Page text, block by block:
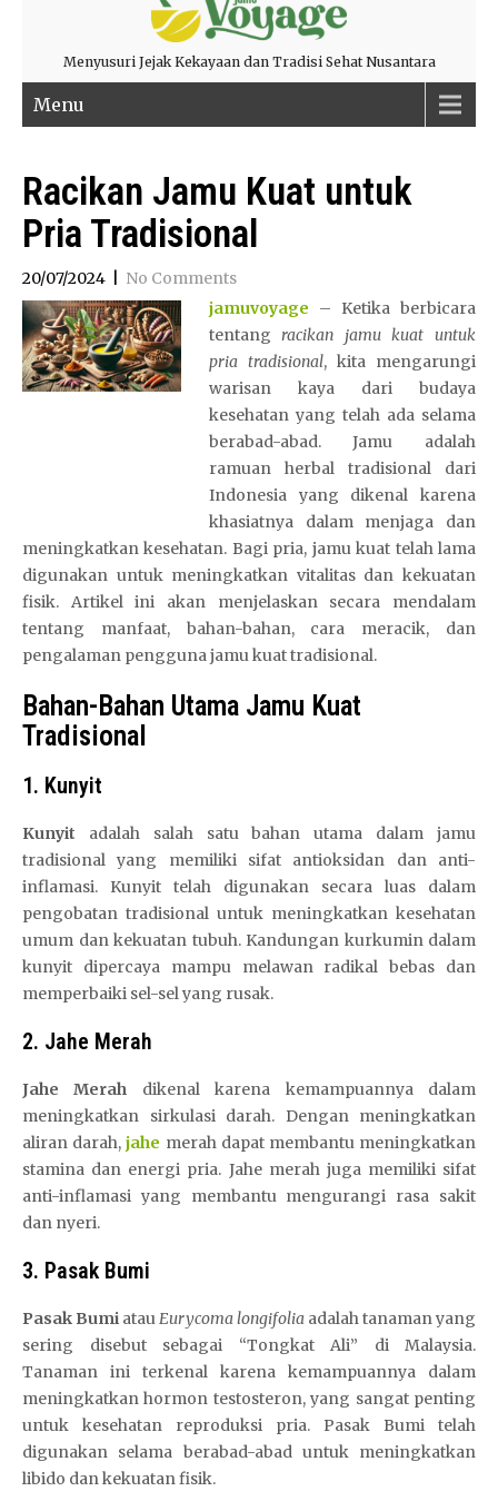
Menyusuri Jejak Kekayaan dan Tradisi Sehat Nusantara
Menu
Racikan Jamu Kuat untuk
Pria Tradisional
20/07/2024
No Comments
jamuvoyage – Ketika berbicara
tentangracikan jamu kuat untuk
pria tradisional, kita mengarungi
warisan kaya dari budaya
kesehatan yang telah ada selama
berabad-abad. Jamu adalah
ramuan herbal tradisional dari
Indonesia yang dikenal karena
khasiatnya dalam menjaga dan
meningkatkan kesehatan. Bagi pria, jamu kuat telah lama
digunakan untuk meningkatkan vitalitas dan kekuatan
fisik. Artikel ini akan menjelaskan secara mendalam
tentang manfaat, bahan-bahan, cara meracik, dan
pengalaman pengguna jamu kuat tradisional.
Bahan-Bahan Utama Jamu Kuat
Tradisional
1. Kunyit
Kunyit adalah salah satu bahan utama dalam jamu
tradisional yang memiliki sifat antioksidan dan anti-
inflamasi. Kunyit telah digunakan secara luas dalam
pengobatan tradisional untuk meningkatkan kesehatan
umum dan kekuatan tubuh. Kandungan kurkumin dalam
kunyit dipercaya mampu melawan radikal bebas dan
memperbaiki sel-sel yang rusak.
2. Jahe Merah
Jahe Merah dikenal karena kemampuannya dalam
meningkatkan sirkulasi darah. Dengan meningkatkan
aliran darah,jahe merah dapat membantu meningkatkan
stamina dan energi pria. Jahe merah juga memiliki sifat
anti-inflamasi yang membantu mengurangi rasa sakit
dan nyeri.
3. Pasak Bumi
Pasak Bumi atauEurycoma longifolia adalah tanaman yang
sering disebut sebagai “Tongkat Ali” di Malaysia.
Tanaman ini terkenal karena kemampuannya dalam
meningkatkan hormon testosteron, yang sangat penting
untuk kesehatan reproduksi pria. Pasak Bumi telah
digunakan selama berabad-abad untuk meningkatkan
libido dan kekuatan fisik.